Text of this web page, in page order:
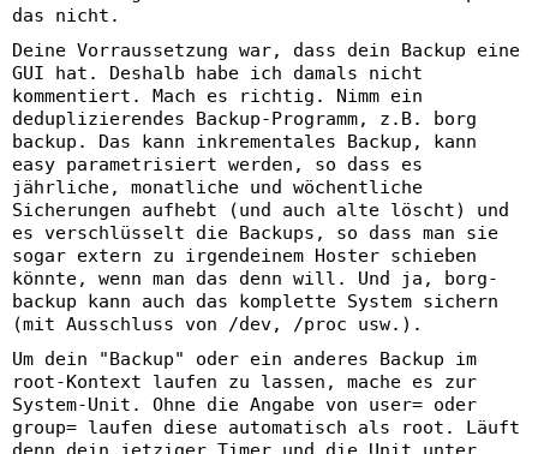
das nicht.
Deine Vorraussetzung war, dass dein Backup eine
GUI hat. Deshalb habe ich damals nicht
kommentiert. Mach es richtig. Nimm ein
deduplizierendes Backup-Programm, z.B. borg
backup. Das kann inkrementales Backup, kann
easy parametrisiert werden, so dass es
jährliche, monatliche und wöchentliche
Sicherungen aufhebt (und auch alte löscht) und
es verschlüsselt die Backups, so dass man sie
sogar extern zu irgendeinem Hoster schieben
könnte, wenn man das denn will. Und ja, borg-
backup kann auch das komplette System sichern
(mit Ausschluss von /dev, /proc usw.).
Um dein "Backup" oder ein anderes Backup im
root-Kontext laufen zu lassen, mache es zur
System-Unit. Ohne die Angabe von user= oder
group= laufen diese automatisch als root. Läuft